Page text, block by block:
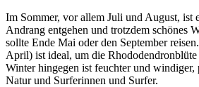
Im Sommer, vor allem Juli und August, ist
Andrang entgehen und trotzdem schönes
sollte Ende Mai oder den September
April) ist ideal, um die
Winter hingegen ist feuchter und windiger,
Natur und Surferinnen und Surfer.